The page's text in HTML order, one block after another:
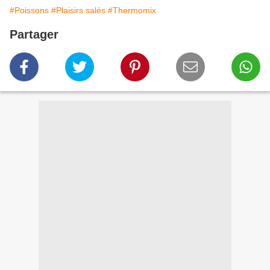
#Poissons #Plaisirs salés #Thermomix
Partager